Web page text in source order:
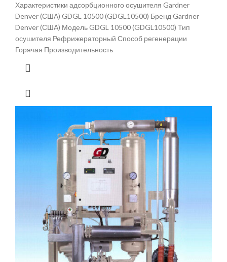
Характеристики адсорбционного осушителя Gardner
Denver (США) GDGL 10500 (GDGL10500) Бренд Gardner
Denver (США) Модель GDGL 10500 (GDGL10500) Тип
осушителя Рефрижераторный Способ регенерации
Горячая Производительность